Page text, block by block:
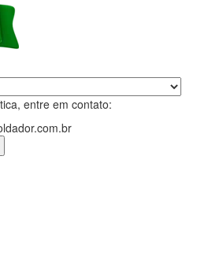
entre em contato: